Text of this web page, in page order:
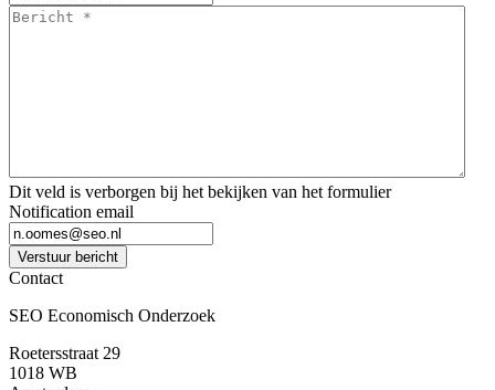
Bericht
Dit veld is verborgen bij het bekijken van het formulier
Notification email
Verstuur bericht
Contact
SEO Economisch Onderzoek
Roetersstraat 29
1018 WB